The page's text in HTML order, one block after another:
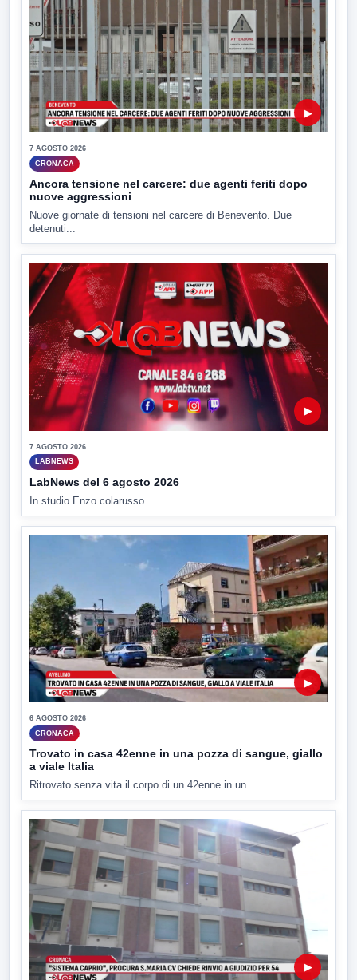
▶
7 AGOSTO 2026
CRONACA
Ancora tensione nel carcere: due agenti feriti dopo
nuove aggressioni
Nuove giornate di tensioni nel carcere di Benevento. Due
detenuti...
▶
7 AGOSTO 2026
LABNEWS
LabNews del 6 agosto 2026
In studio Enzo colarusso
▶
6 AGOSTO 2026
CRONACA
Trovato in casa 42enne in una pozza di sangue, giallo
a viale Italia
Ritrovato senza vita il corpo di un 42enne in un...
▶